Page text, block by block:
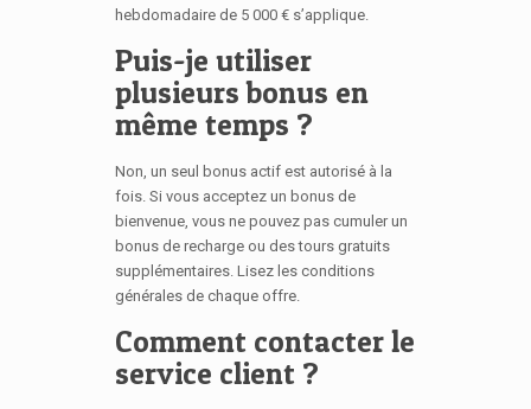
hebdomadaire de 5 000 € s’applique.
Puis-je utiliser
plusieurs bonus en
même temps ?
Non, un seul bonus actif est autorisé à la
fois. Si vous acceptez un bonus de
bienvenue, vous ne pouvez pas cumuler un
bonus de recharge ou des tours gratuits
supplémentaires. Lisez les conditions
générales de chaque offre.
Comment contacter le
service client ?